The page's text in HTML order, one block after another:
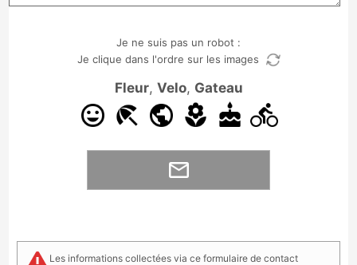
Je ne suis pas un robot :
Je clique dans l'ordre sur les images
Fleur, Velo, Gateau
Les informations collectées via ce formulaire de contact